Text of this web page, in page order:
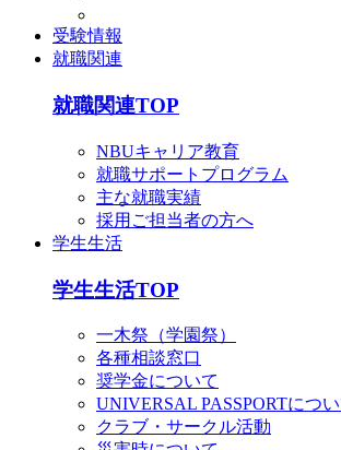
受験情報
就職関連
就職関連TOP
NBUキャリア教育
就職サポートプログラム
主な就職実績
採用ご担当者の方へ
学生生活
学生生活TOP
一木祭（学園祭）
各種相談窓口
奨学金について
UNIVERSAL PASSPORTにつ
クラブ・サークル活動